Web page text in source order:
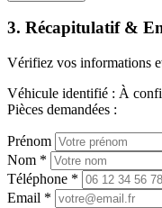
3. Récapitulatif &
Vérifiez vos informations
Véhicule identifié : À
Pièces demandées :
Prénom
Nom *
Téléphone *
Email *